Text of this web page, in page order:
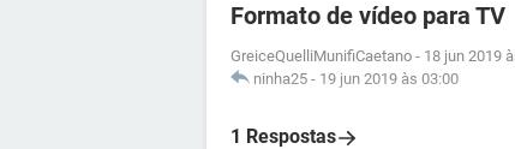
Formato de vídeo para TV
GreiceQuelliMunifiCaetano - 18 jun 2019
ninha25 - 19 jun 2019 às 03:00
1 Respostas